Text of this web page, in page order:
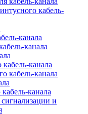
кабель-
канала
канала
канала
кабель-канала
канала